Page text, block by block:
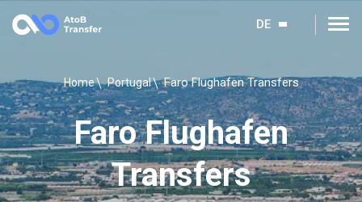
DE
Home Portugal Faro Flughafen Transfers
Faro Flughafen
Transfers